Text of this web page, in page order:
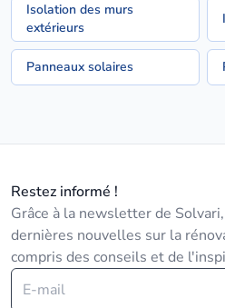
Isolation des murs
extérieurs
Panneaux solaires
Restez informé !
Grâce à la newsletter de
dernières nouvelles sur la
compris des conseils et de